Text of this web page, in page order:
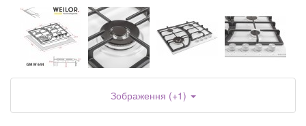
Зображення (+1)